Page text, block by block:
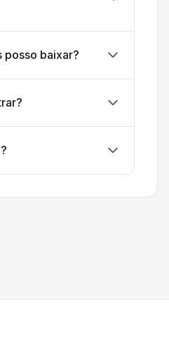
posso baixar?